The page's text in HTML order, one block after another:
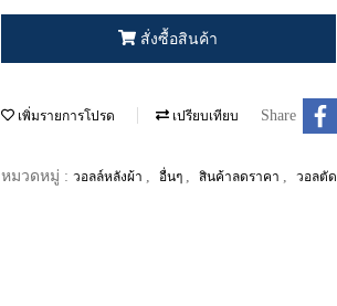
สั่งซื้อสินค้า
เพิ่มรายการโปรด เปรียบเทียบ Share
หมวดหมู่ : วอลล์หลังผ้า อื่นๆ สินค้าลดราคา วอลตั